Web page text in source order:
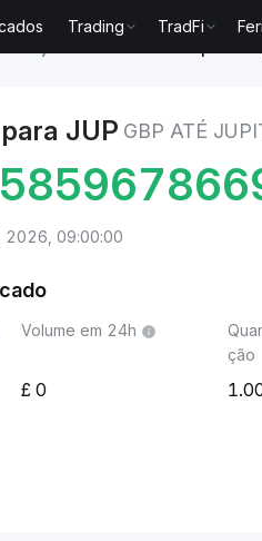
Trading TradFi
JUP GBP ATÉ
2026, 09:00:00
Volume em 24h
0
ção